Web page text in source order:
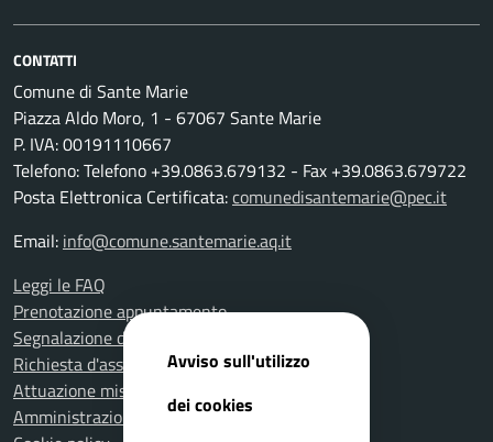
CONTATTI
Comune di Sante Marie
Piazza Aldo Moro, 1 - 67067 Sante Marie
P. IVA: 00191110667
Telefono: Telefono +39.0863.679132 - Fax +39.0863.679722
Posta Elettronica Certificata:comunedisantemarie@pec.it
Email: info@comune.santemarie.aq.it
Leggi le FAQ
Prenotazione appuntamento
Segnalazione disservizio
Richiesta d'assistenza
Attuazione misure PNRR
Amministrazione trasparente
Avviso sull'utilizzo
dei cookies